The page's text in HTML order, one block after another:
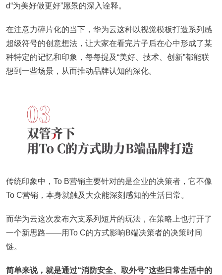
d“为美好做更好”愿景的深入诠释。
在注意力碎片化的当下，华为云这种以视觉模板打造系列感
超级符号的创意想法，让大家在看完片子后在心中形成了某
种特定的记忆和印象，每每提及“美好、技术、创新”都能联
想到一些场景，从而推动品牌认知的深化。
传统印象中，To B营销主要针对的是企业的决策者，它不像
To C营销，本身就触及大众能深刻感知的生活日常。
而华为云这次发布六支系列短片的玩法，在策略上也打开了
一个新思路——用To C的方式影响B端决策者的决策时间
链。
简单来说，就是通过“消防安全、取外号”这些日常生活中的